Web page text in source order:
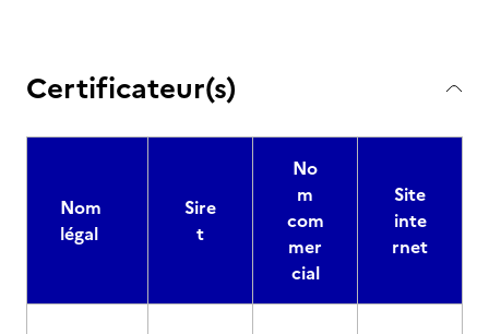
Certificateur(s)
Nom
légal
Sire
t
No
m
com
mer
cial
Site
inte
rnet